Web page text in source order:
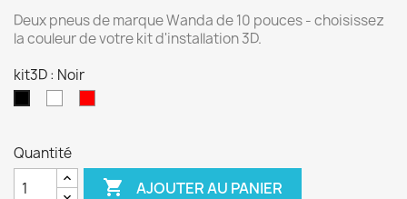
Deux pneus de marque Wanda de 10 pouces - choisissez
la couleur de votre kit d'installation 3D.
kit3D : Noir
Quantité
 AJOUTER AU PANIER